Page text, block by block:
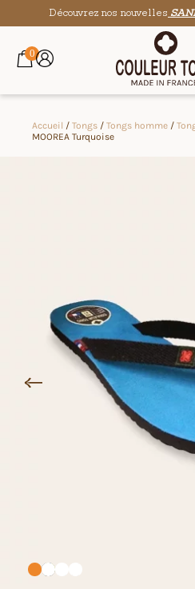
Découvrez nos nouvelles
0
Accueil / Tongs / Tongs homme /
MOOREA Turquoise